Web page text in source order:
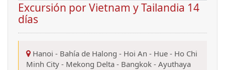
Excursión por Vietnam y Tailandia 14
días
Hanoi - Bahía de Halong - Hoi An - Hue - Ho Chi
Minh City - Mekong Delta - Bangkok - Ayuthaya